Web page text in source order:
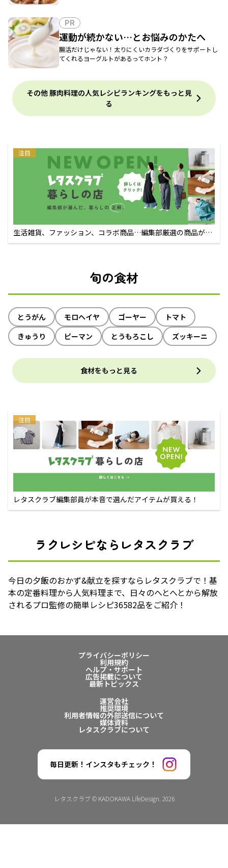
PR
運動が続かない…とお悩みのかたへ
腸活だけじゃない！太りにくいカラダづくりをサポートし
てくれるヨーグルトがあるってホント？
その他 豚肉料理の人気レシピランキングをもっと見
る
注目
生活雑貨、ファッション、コラボ商品…編集部厳選の商品が買
えるECサイト
旬の食材
とうがん モロヘイヤ ゴーヤー
トマト
きゅうり
ピーマン とうもろこし ズッキーニ
食材をもっと見る
注目
レタスクラブ編集部員が本音で選んだアイテムが買える！
ラクレシピならレタスクラブ
今日の夕飯のおかず&献立を探すならレタスクラブで！基
本の定番料理から人気料理まで、日々のへとへとから解放
されるプロ監修の簡単レシピ36582品をご紹介！
プライバシーポリシー
利用規約
ヘルプ・サポート
広告掲載について
最新トピックス
運営会社
推奨環境
利用者情報の外部送信について
媒体資料
レタスクラブについて
毎日更新！インスタもチェック！
レタスクラブ © KADOKAWA LifeDesign. 2026